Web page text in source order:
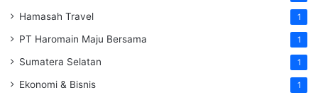
Hamasah Travel 1
PT Haromain Maju Bersama 1
Sumatera Selatan 1
Ekonomi & Bisnis 1